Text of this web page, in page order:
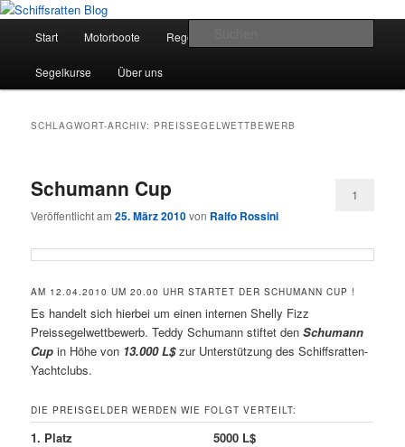
Zum
springen
Zum
springenSchiffsratten Blog
Segelsport in Second Life
Start Motorboote Regelkunde
Segelkurse Über uns
SCHLAGWORT-ARCHIV: PREISSEGELWETTBEWERB
Schumann Cup
Veröffentlicht am25. März 2010von Ralfo Rossini
1
AM 12.04.2010 UM 20.00 UHR STARTET DER SCHUMANN CUP !
Es handelt sich hierbei um einen internen Shelly Fizz
Preissegelwettbewerb. Teddy Schumann stiftet denSchumann
Cup in Höhe von 13.000 L$zur Unterstützung des Schiffsratten-
Yachtclubs.
DIE PREISGELDER WERDEN WIE FOLGT VERTEILT:
1. Platz
5000 L$